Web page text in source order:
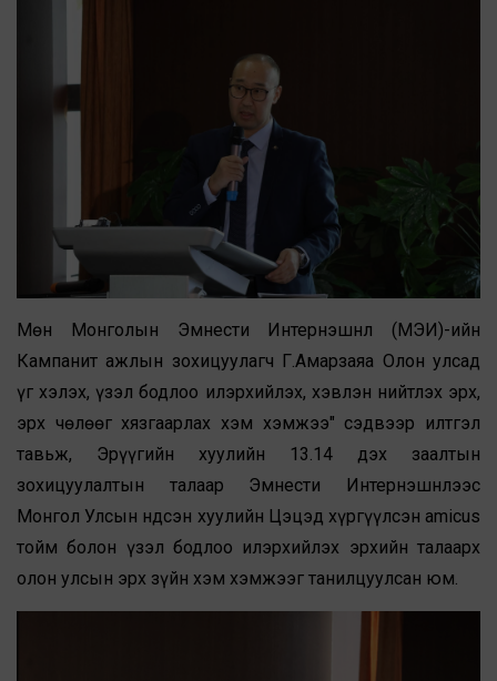
Мөн Монголын Эмнести Интернэшнл (МЭИ)-ийн
Кампанит ажлын зохицуулагч Г.Амарзаяа Олон улсад
үг хэлэх, үзэл бодлоо илэрхийлэх, хэвлэн нийтлэх эрх,
эрх чөлөөг хязгаарлах хэм хэмжээ" сэдвээр илтгэл
тавьж, Эрүүгийн хуулийн 13.14 дэх заалтын
зохицуулалтын талаар Эмнести Интернэшнлээс
Монгол Улсын Үндсэн хуулийн Цэцэд хүргүүлсэн amicus
тойм болон үзэл бодлоо илэрхийлэх эрхийн талаарх
олон улсын эрх зүйн хэм хэмжээг танилцуулсан юм.